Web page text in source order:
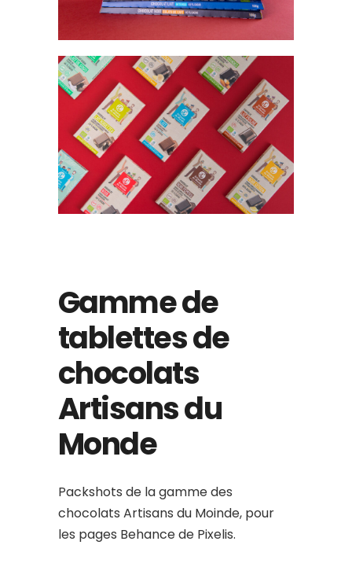
Gamme de
tablettes de
chocolats
Artisans du
Monde
Packshots de la gamme des
chocolats Artisans du Moinde, pour
les pages Behance de Pixelis.